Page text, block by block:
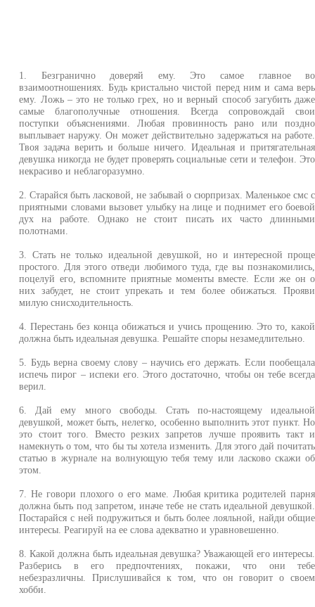
1. Безгранично доверяй ему. Это самое главное во
взаимоотношениях. Будь кристально чистой перед ним и сама верь
ему. Ложь – это не только грех, но и верный способ загубить даже
самые благополучные отношения. Всегда сопровождай свои
поступки объяснениями. Любая провинность рано или поздно
выплывает наружу. Он может действительно задержаться на работе.
Твоя задача верить и больше ничего. Идеальная и притягательная
девушка никогда не будет проверять социальные сети и телефон. Это
некрасиво и неблагоразумно.
2. Старайся быть ласковой, не забывай о сюрпризах. Маленькое смс с
приятными словами вызовет улыбку на лице и поднимет его боевой
дух на работе. Однако не стоит писать их часто длинными
полотнами.
3. Стать не только идеальной девушкой, но и интересной проще
простого. Для этого отведи любимого туда, где вы познакомились,
поцелуй его, вспомните приятные моменты вместе. Если же он о
них забудет, не стоит упрекать и тем более обижаться. Прояви
милую снисходительность.
4. Перестань без конца обижаться и учись прощению. Это то, какой
должна быть идеальная девушка. Решайте споры незамедлительно.
5. Будь верна своему слову – научись его держать. Если пообещала
испечь пирог – испеки его. Этого достаточно, чтобы он тебе всегда
верил.
6. Дай ему много свободы. Стать по-настоящему идеальной
девушкой, может быть, нелегко, особенно выполнить этот пункт. Но
это стоит того. Вместо резких запретов лучше проявить такт и
намекнуть о том, что бы ты хотела изменить. Для этого дай почитать
статью в журнале на волнующую тебя тему или ласково скажи об
этом.
7. Не говори плохого о его маме. Любая критика родителей парня
должна быть под запретом, иначе тебе не стать идеальной девушкой.
Постарайся с ней подружиться и быть более лояльной, найди общие
интересы. Реагируй на ее слова адекватно и уравновешенно.
8. Какой должна быть идеальная девушка? Уважающей его интересы.
Разберись в его предпочтениях, покажи, что они тебе
небезразличны. Прислушивайся к том, что он говорит о своем
хобби.